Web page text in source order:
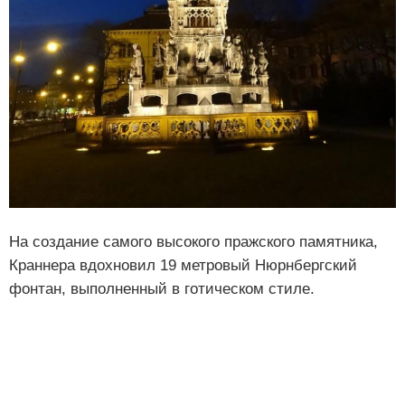
На создание самого высокого пражского памятника,
Краннера вдохновил 19 метровый Нюрнбергский
фонтан, выполненный в готическом стиле.